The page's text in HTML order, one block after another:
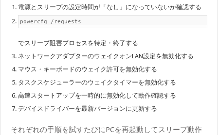
電源とスリープの設定時間が「なし」になっていないか確認する
powercfg /requests
でスリープ阻害プロセスを特定・終了する
ネットワークアダプターのウェイクオンLAN設定を無効化する
マウス・キーボードのウェイク許可を無効化する
タスクスケジューラーのウェイクタイマーを無効化する
高速スタートアップを一時的に無効化して動作確認する
デバイスドライバーを最新バージョンに更新する
それぞれの手順を試すたびにPCを再起動してスリープ動作